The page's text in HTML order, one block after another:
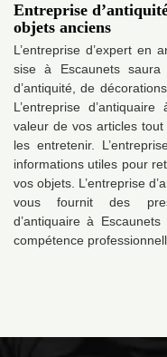
Entreprise
objets anciens
L’entreprise d’expert en
sise à Escaunets
d’antiquité, de
L’entreprise
valeur de vos articles
les entretenir.
informations utiles pour
vos objets. L’entreprise
vous fournit des
d’antiquaire à
compétence